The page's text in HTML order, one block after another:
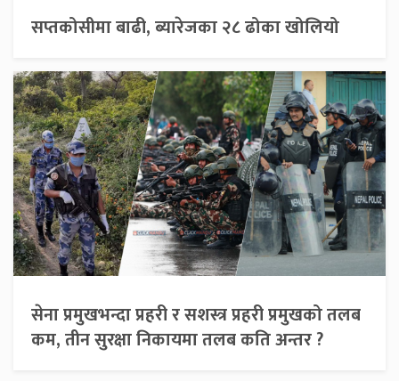
सप्तकोसीमा बाढी, ब्यारेजका २८ ढोका खोलियो
सेना प्रमुखभन्दा प्रहरी र सशस्त्र प्रहरी प्रमुखको तलब
कम, तीन सुरक्षा निकायमा तलब कति अन्तर ?